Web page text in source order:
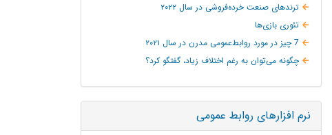
ترند‌های صنعت خرده‌فروشی در سال ۲۰۲۲
تئوری بازی‌ها
7 چیز در مورد روابط‌عمومی مدرن در سال ۲۰۲۱
چگونه می‌توان به‌ رغم اختلاف زیاد، گفتگو کرد؟
نرم افزارهای روابط عمومی